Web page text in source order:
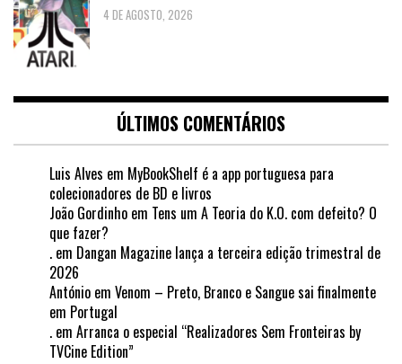
4 DE AGOSTO, 2026
ÚLTIMOS COMENTÁRIOS
Luis Alves em MyBookShelf é a app portuguesa para
colecionadores de BD e livros
João Gordinho em Tens um A Teoria do K.O. com defeito? O
que fazer?
. em Dangan Magazine lança a terceira edição trimestral de
2026
António em Venom – Preto, Branco e Sangue sai finalmente
em Portugal
. em Arranca o especial “Realizadores Sem Fronteiras by
TVCine Edition”